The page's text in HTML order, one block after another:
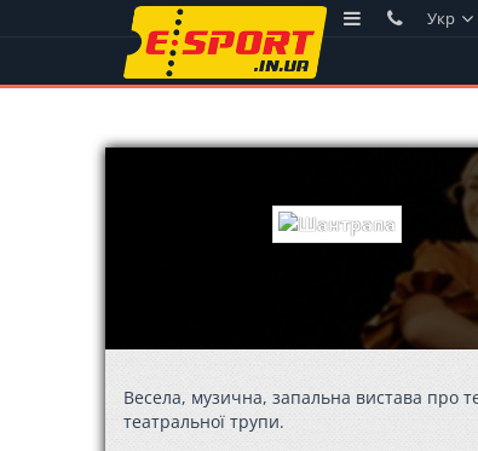
Укр
Весела, музична, запальна вистава про
театральної трупи.